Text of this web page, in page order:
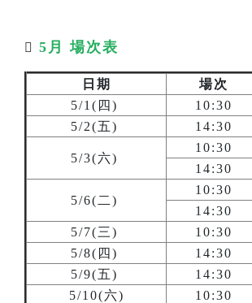
 5月 場次表
日期 場次
5/1(四)
10:30
5/2(五)
14:30
5/3(六)
10:30
14:30
5/6(二)
10:30
14:30
5/7(三)
10:30
5/8(四)
14:30
5/9(五)
14:30
5/10(六)
10:30